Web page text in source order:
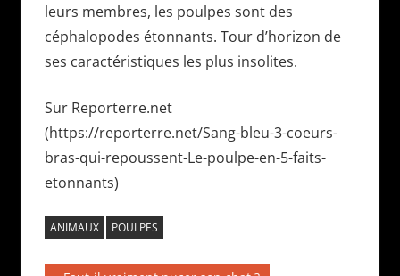
leurs membres, les poulpes sont des
céphalopodes étonnants. Tour d’horizon de
ses caractéristiques les plus insolites.
Sur Reporterre.net
(https://reporterre.net/Sang-bleu-3-coeurs-
bras-qui-repoussent-Le-poulpe-en-5-faits-
etonnants)
ANIMAUX POULPES